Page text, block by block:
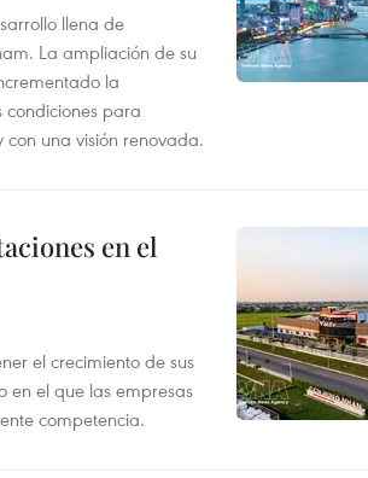
llena de
La ampliación de su
la
para
una visión renovada.
en el
el crecimiento de sus
en el que las empresas
competencia.